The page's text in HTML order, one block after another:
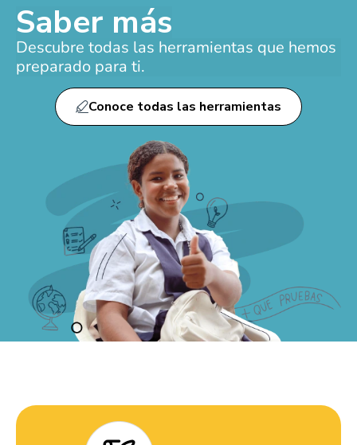
Saber más
Descubre todas las herramientas que hemos
preparado para ti.
Conoce todas las herramientas